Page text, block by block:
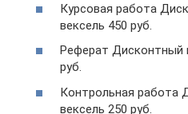
Курсовая работа
вексель 450 руб.
Реферат Дисконтный
руб.
Контрольная работа
вексель 250 руб.